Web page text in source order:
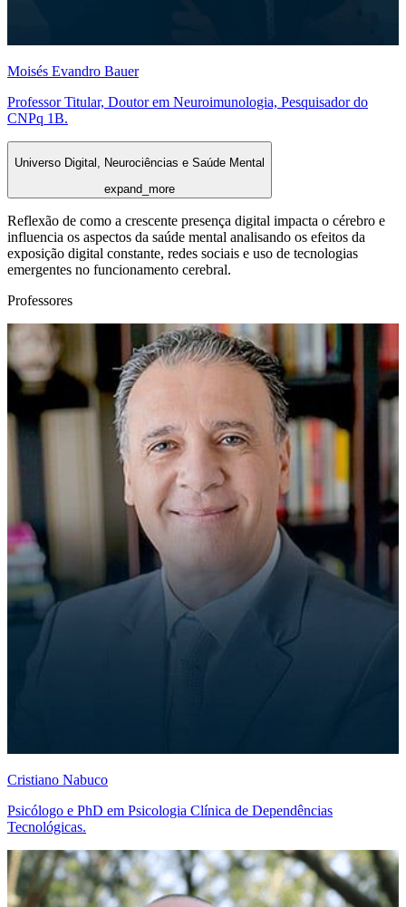
Moisés Evandro Bauer
Professor Titular, Doutor em Neuroimunologia, Pesquisador do
CNPq 1B.
Universo Digital, Neurociências e Saúde Mental
expand_more
Reflexão de como a crescente presença digital impacta o cérebro e
influencia os aspectos da saúde mental analisando os efeitos da
exposição digital constante, redes sociais e uso de tecnologias
emergentes no funcionamento cerebral.
Professores
Cristiano Nabuco
Psicólogo e PhD em Psicologia Clínica de Dependências
Tecnológicas.